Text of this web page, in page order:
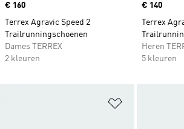
Price
€ 160
Terrex Agravic Speed 2
Trailrunningschoenen
Dames TERREX
2 kleuren
Price
€ 140
Terrex
Heren
5 kleuren